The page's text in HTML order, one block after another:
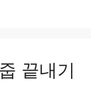
끝내기